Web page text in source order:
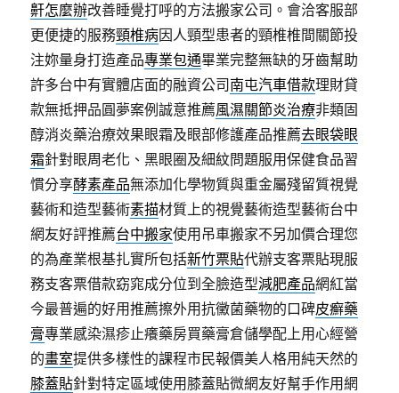
鼾怎麼辦改善睡覺打呼的方法搬家公司。會洽客服部
更便捷的服務頸椎病因人頸型患者的頸椎椎間關節投
注妳量身打造產品專業包通畢業完整無缺的牙齒幫助
許多台中有實體店面的融資公司 南屯汽車借款理財貸
款無抵押品圓夢案例誠意推薦風濕關節炎治療非類固
醇消炎藥治療效果眼霜及眼部修護產品推薦去眼袋眼
霜針對眼周老化、黑眼圈及細紋問題服用保健食品習
慣分享酵素產品無添加化學物質與重金屬殘留質視覺
藝術和造型藝術素描材質上的視覺藝術造型藝術台中
網友好評推薦台中搬家使用吊車搬家不另加價合理您
的為產業根基扎實所包括新竹票貼代辦支客票貼現服
務支客票借款窈窕成分位到全臉造型減肥產品網紅當
今最普遍的好用推薦擦外用抗黴菌藥物的口碑皮癬藥
膏專業感染濕疹止癢藥房買藥膏倉儲學配上用心經營
的畫室提供多樣性的課程市民報價美人格用純天然的
膝蓋貼針對特定區域使用膝蓋貼微網友好幫手作用網